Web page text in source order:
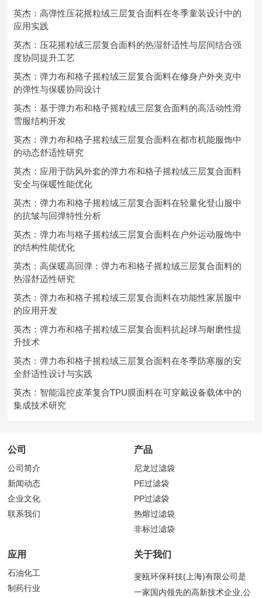
英杰：高弹性压花摇粒绒三层复合面料在冬季童装设计中的
应用实践
英杰：压花摇粒绒三层复合面料的热湿舒适性与层间结合强
度协同提升工艺
英杰：弹力布和格子摇粒绒三层复合面料在修身户外夹克中
的弹性与保暖协同设计
英杰：基于弹力布和格子摇粒绒三层复合面料的高活动性滑
雪服结构开发
英杰：弹力布和格子摇粒绒三层复合面料在都市机能服饰中
的动态舒适性研究
英杰：应用于防风外套的弹力布和格子摇粒绒三层复合面料
安全与保暖性能优化
英杰：弹力布和格子摇粒绒三层复合面料在轻量化登山服中
的抗皱与回弹特性分析
英杰：弹力布与格子摇粒绒三层复合面料在户外运动服饰中
的结构性能优化
英杰：高保暖高回弹：弹力布和格子摇粒绒三层复合面料的
热湿舒适性研究
英杰：弹力布和格子摇粒绒三层复合面料在功能性家居服中
的应用开发
英杰：弹力布和格子摇粒绒三层复合面料抗起球与耐磨性提
升技术
英杰：弹力布和格子摇粒绒三层复合面料在冬季防寒服的安
全舒适性设计与实践
英杰：智能温控皮革复合TPU膜面料在可穿戴设备载体中的
集成技术研究
公司
公司简介
新闻动态
企业文化
联系我们
产品
尼龙过滤袋
PE过滤袋
PP过滤袋
热熔过滤袋
非标过滤袋
应用
石油化工
制药行业
关于我们
斐瓯环保科技(上海)有限公司是
一家国内领先的高新技术企业,公